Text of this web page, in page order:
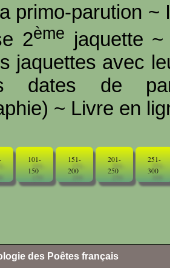
primo-parution ~
2ème jaquette
jaquettes avec
dates de
~ Livre en
101-
150
151-
200
201-
250
251-
300
des Poêtes français